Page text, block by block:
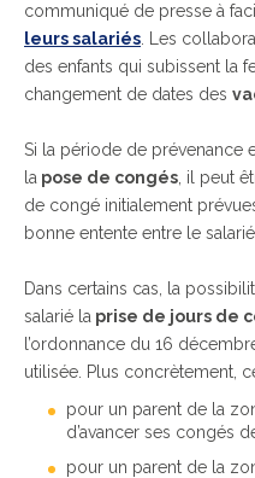
communiqué de presse à
leurs salariés . Les
des enfants qui subissent la
changement de dates des
Si la période de prévenance
la pose de congés , il peut
de congé initialement
bonne entente entre le
Dans certains cas, la
salarié la prise de jours de
l’ordonnance du 16
utilisée. Plus concrètement,
pour un parent de la
d’avancer ses congés
pour un parent de la